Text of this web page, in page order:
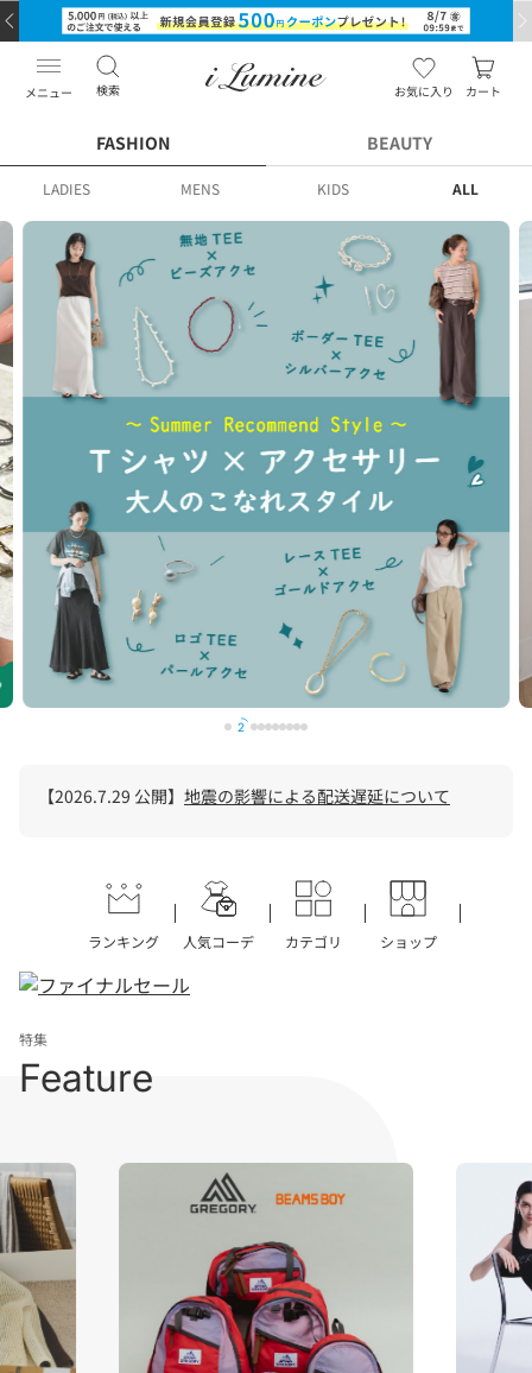
メニュー 検索 お気に入り カート
FASHION BEAUTY
LADIES MENS KIDS ALL
2
【2026.7.29 公開】 地震の影響による配送遅延について
ランキング 人気コーデ カテゴリ ショップ
特集
Feature